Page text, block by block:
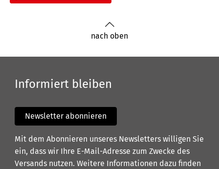
nach oben
Informiert bleiben
Newsletter abonnieren
Mit dem Abonnieren unseres Newsletters willigen Sie
ein, dass wir Ihre E-Mail-Adresse zum Zwecke des
Versands nutzen. Weitere Informationen dazu finden